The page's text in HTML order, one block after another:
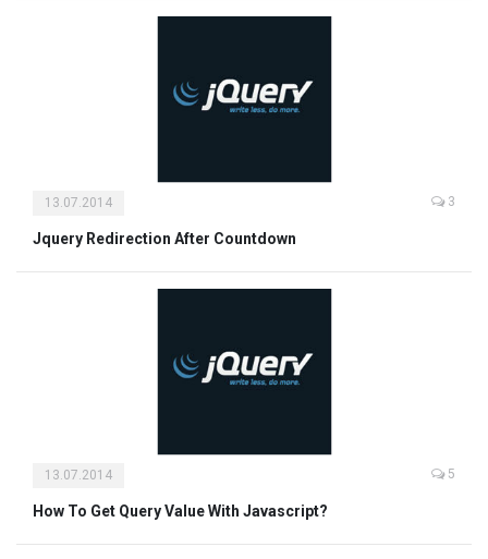
13.07.2014 3
Jquery Redirection After Countdown
13.07.2014 5
How To Get Query Value With Javascript?